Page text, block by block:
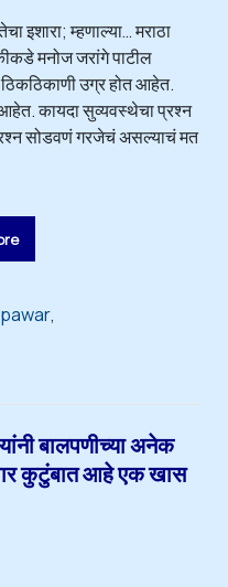
इशारा; म्हणाल्या… मराठा
मनोज जरांगे पाटील
उग्र होत आहेत.
आहेत. कायदा सुव्यवस्थेचा प्रश्न
प्रश्न सोडवणं गरजेचं असल्याचं मत
बालपणीच्या अनेक
कुटुंबात आहे एक खास